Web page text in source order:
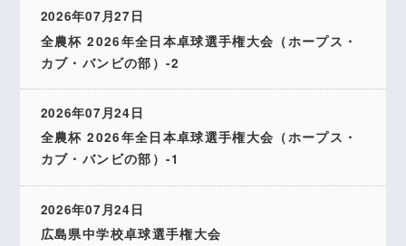
2026年07月27日
全農杯 2026年全日本卓球選手権大会（ホープス・
カブ・バンビの部）-2
2026年07月24日
全農杯 2026年全日本卓球選手権大会（ホープス・
カブ・バンビの部）-1
2026年07月24日
広島県中学校卓球選手権大会